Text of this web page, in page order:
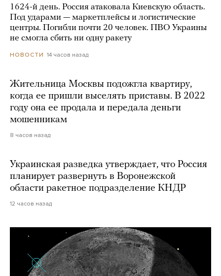
1624-й день. Россия атаковала Киевскую область.
Под ударами — маркетплейсы и логистические
центры. Погибли почти 20 человек. ПВО Украины
не смогла сбить ни одну ракету
НОВОСТИ 14 часов назад
Жительница Москвы подожгла квартиру,
когда ее пришли выселять приставы. В 2022
году она ее продала и передала деньги
мошенникам
8 часов назад
Украинская разведка утверждает, что Россия
планирует развернуть в Воронежской
области ракетное подразделение КНДР
12 часов назад